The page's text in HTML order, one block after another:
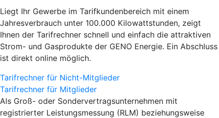
Liegt Ihr Gewerbe im Tarifkundenbereich mit einem
Jahresverbrauch unter 100.000 Kilowattstunden, zeigt
Ihnen der Tarifrechner schnell und einfach die attraktiven
Strom- und Gasprodukte der GENO Energie. Ein Abschluss
ist direkt online möglich.
Tarifrechner für Nicht-Mitglieder
Tarifrechner für Mitglieder
Als Groß- oder Sondervertragsunternehmen mit
registrierter Leistungsmessung (RLM) beziehungsweise